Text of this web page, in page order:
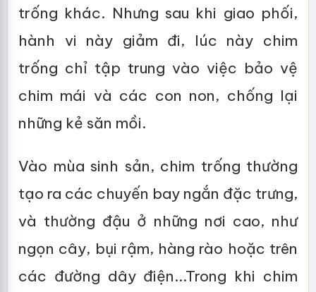
trống khác. Nhưng sau khi giao phối,
hành vi này giảm đi, lúc này chim
trống chỉ tập trung vào việc bảo vệ
chim mái và các con non, chống lại
những kẻ săn mồi.
Vào mùa sinh sản, chim trống thường
tạo ra các chuyến bay ngắn đặc trưng,
và thường đậu ở những nơi cao, như
ngọn cây, bụi rậm, hàng rào hoặc trên
các đường dây điện...Trong khi chim